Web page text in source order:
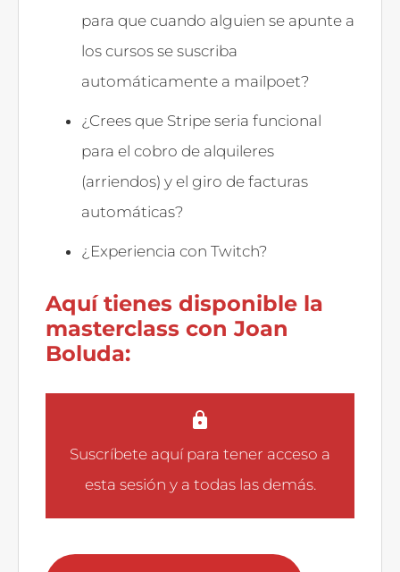
para que cuando alguien se apunte a
los cursos se suscriba
automáticamente a mailpoet?
¿Crees que Stripe seria funcional
para el cobro de alquileres
(arriendos) y el giro de facturas
automáticas?
¿Experiencia con Twitch?
Aquí tienes disponible la
masterclass con Joan
Boluda:
Suscríbete aquípara tener acceso a
esta sesión y a todas las demás.